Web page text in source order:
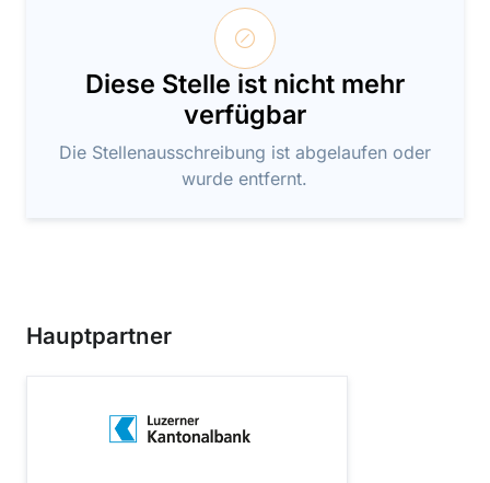
Diese Stelle ist nicht mehr
verfügbar
Die Stellenausschreibung ist abgelaufen oder
wurde entfernt.
Hauptpartner